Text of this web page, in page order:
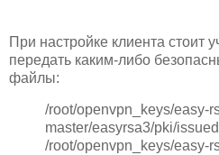
При настройке клиента стоит
передать каким-либо
файлы:
/root/openvpn_keys/easy-
master/easyrsa3/pki/
/root/openvpn_keys/easy-